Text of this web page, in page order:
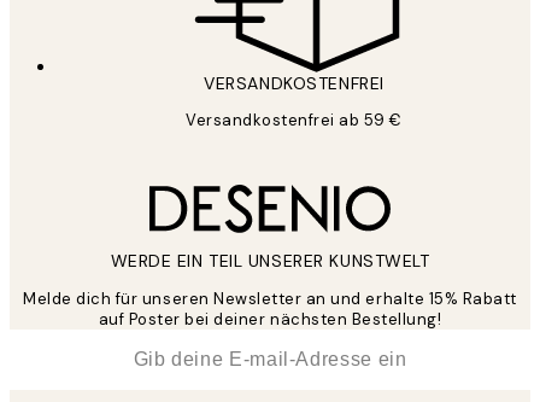
VERSANDKOSTENFREI
Versandkostenfrei ab 59 €
WERDE EIN TEIL UNSERER KUNSTWELT
Melde dich für unseren Newsletter an und erhalte 15% Rabatt
auf Poster bei deiner nächsten Bestellung!